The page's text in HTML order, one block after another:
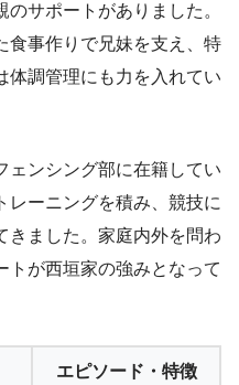
サポートがありました。
食事作りで兄妹を支え、特
体調管理にも力を入れてい
ェンシング部に在籍してい
レーニングを積み、競技に
きました。家庭内外を問わ
トが西垣家の強みとなって
エピソード・特徴